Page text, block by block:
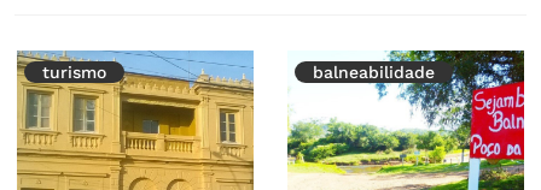
turismo balneabilidade